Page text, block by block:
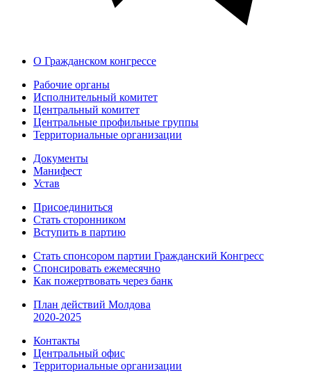
О Гражданском конгрессе
Рабочие органы
Исполнительный комитет
Центральный комитет
Центральные профильные группы
Территориальные организации
Документы
Манифест
Устав
Присоединиться
Стать сторонником
Вступить в партию
Стать спонсором партии Гражданский Конгресс
Спонсировать ежемесячно
Как пожертвовать через банк
План действий Молдова
2020-2025
Контакты
Центральный офис
Территориальные организации